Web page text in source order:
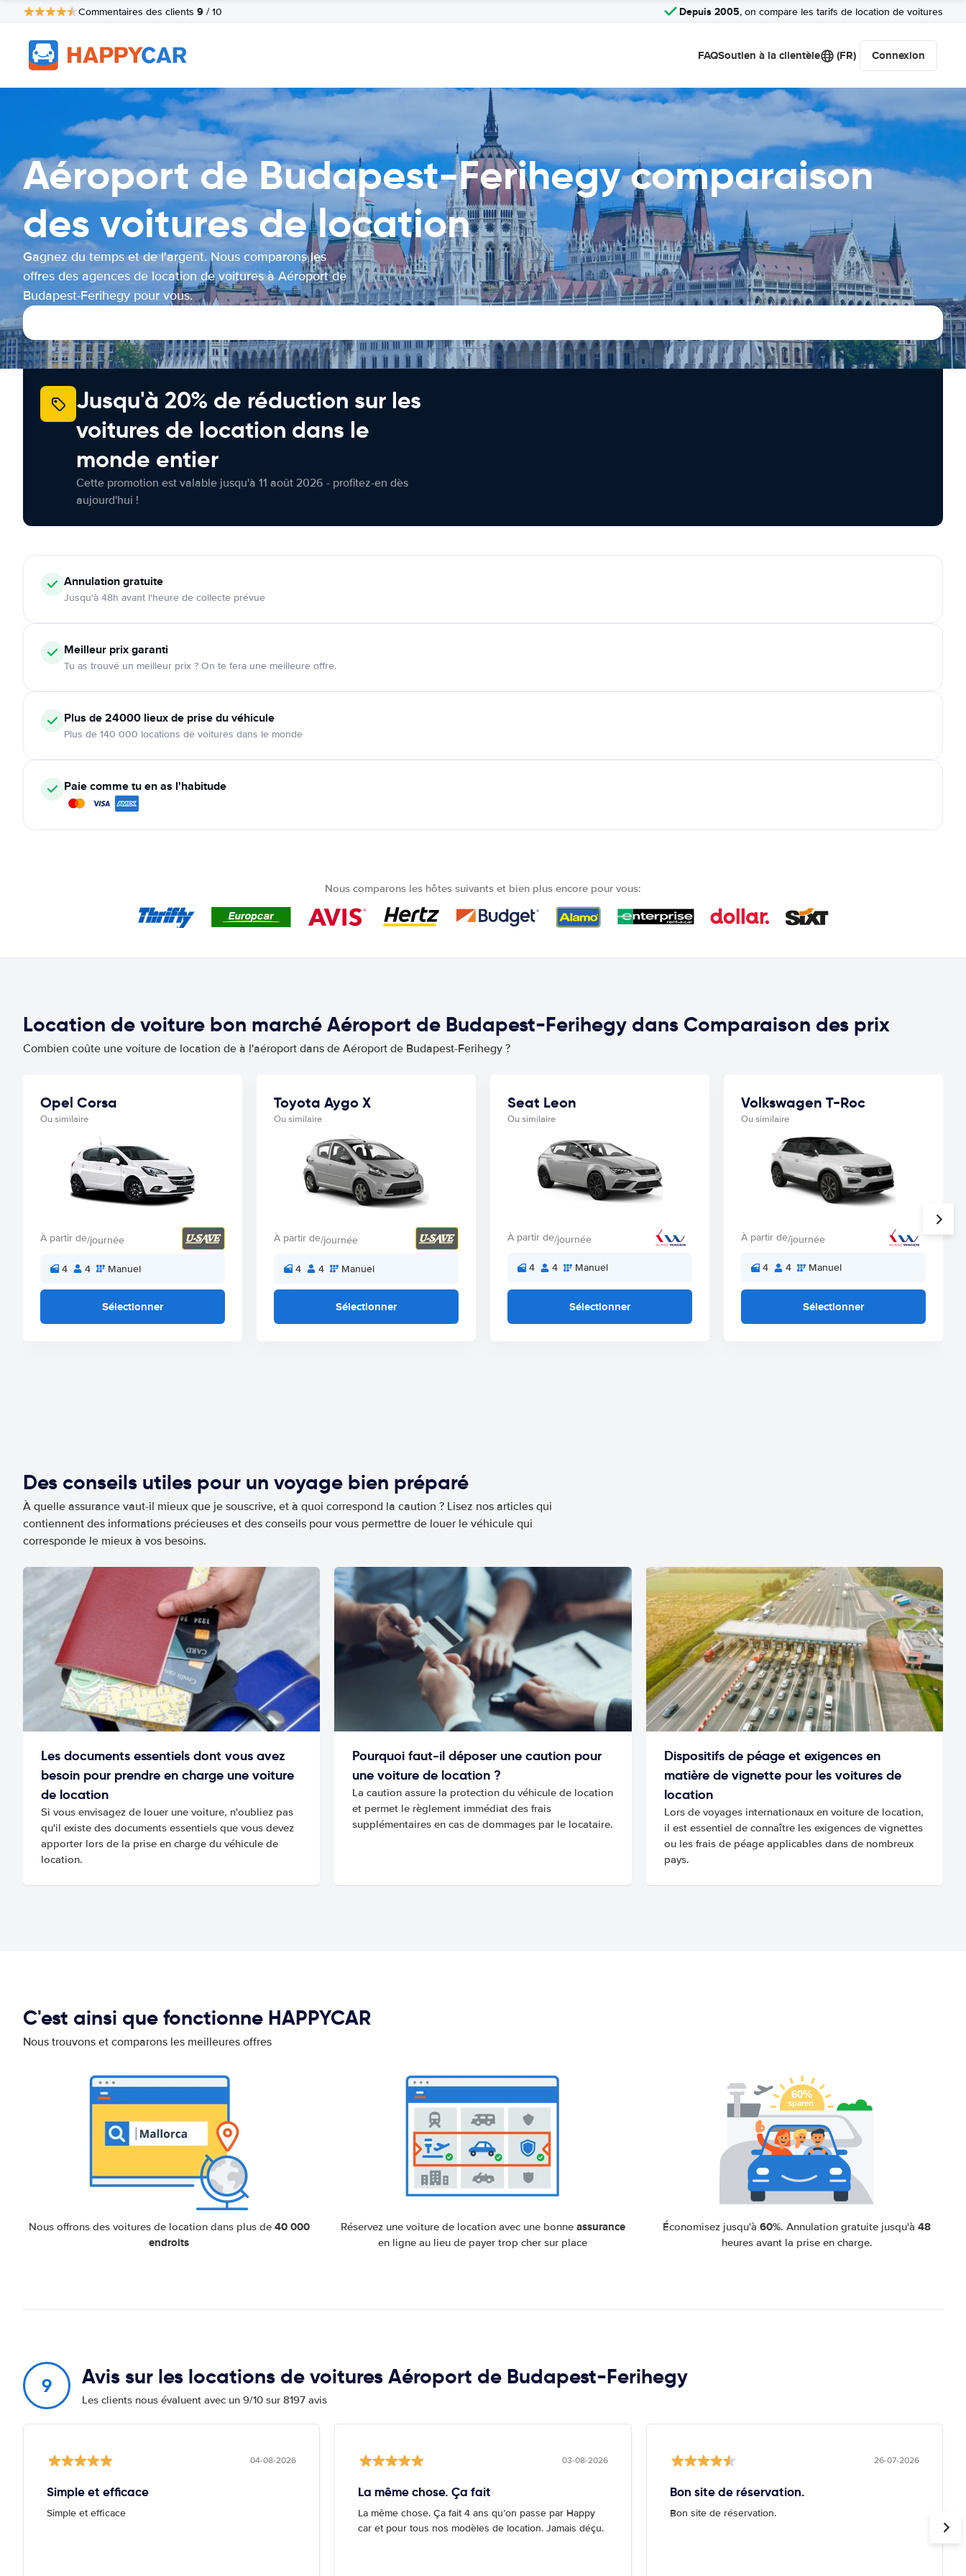
Commentaires des clients 9 / 10 Depuis 2005, on compare les tarifs de location de voitures
FAQSoutien à la clientèle (FR) Connexion
Aéroport de Budapest-Ferihegy comparaison
des voitures de location
Gagnez du temps et de l'argent. Nous comparons les
offres des agences de location de voitures à Aéroport de
Budapest-Ferihegy pour vous.
Jusqu'à 20% de réduction sur les
voitures de location dans le
monde entier
Cette promotion est valable jusqu'à 11 août 2026 - profitez-en dès
aujourd'hui !
Annulationgratuite
Jusqu'à 48h avant l'heure de collecte prévue
Meilleur prix garanti
Tu as trouvé un meilleur prix ? On te fera une meilleure offre.
Plus de 24000 lieux de prise du véhicule
Plus de 140 000 locations de voitures dans le monde
Paie comme tu en as l'habitude
Nous comparons les hôtes suivants et bien plus encore pour vous:
Location de voiture bon marché Aéroport de Budapest-Ferihegy dans Comparaison des prix
Combien coûte une voiture de location de à l'aéroport dans de Aéroport de Budapest-Ferihegy ?
Opel Corsa
Ou similaire
À partir de/journée
4 4 Manuel
Sélectionner
Toyota Aygo X
Ou similaire
À partir de/journée
4 4 Manuel
Sélectionner
Seat Leon
Ou similaire
À partir de/journée
4 4 Manuel
Sélectionner
Volkswagen T-Roc
Ou similaire
À partir de/journée
4 4 Manuel
Sélectionner
Des conseils utiles pour un voyage bien préparé
À quelle assurance vaut-il mieux que je souscrive, et à quoi correspond la caution ? Lisez nos articles qui
contiennent des informations précieuses et des conseils pour vous permettre de louer le véhicule qui
corresponde le mieux à vos besoins.
Les documents essentiels dont vous avez
besoin pour prendre en charge une voiture
de location
Si vous envisagez de louer une voiture, n'oubliez pas
qu'il existe des documents essentiels que vous devez
apporter lors de la prise en charge du véhicule de
location.
Pourquoi faut-il déposer une caution pour
une voiture de location ?
La caution assure la protection du véhicule de location
et permet le règlement immédiat des frais
supplémentaires en cas de dommages par le locataire.
Dispositifs de péage et exigences en
matière de vignette pour les voitures de
location
Lors de voyages internationaux en voiture de location,
il est essentiel de connaître les exigences de vignettes
ou les frais de péage applicables dans de nombreux
pays.
C'est ainsi que fonctionne HAPPYCAR
Nous trouvons et comparons les meilleures offres
Nous offrons des voitures de location dans plus de 40 000
endroits
Réservez une voiture de location avec une bonne assurance
en ligne au lieu de payer trop cher sur place
Économisez jusqu'à60%. Annulation gratuite jusqu'à48
heures avant la prise en charge.
9 Avis sur les locations de voitures Aéroport de Budapest-Ferihegy
Les clients nous évaluent avec un 9/10 sur 8197 avis
04-08-2026
Simple et efficace
Simple et efficace
03-08-2026
La même chose. Ça fait
La même chose. Ça fait 4 ans qu’on passe par Happy
car et pour tous nos modèles de location. Jamais déçu.
26-07-2026
Bon site de réservation.
Bon site de réservation.